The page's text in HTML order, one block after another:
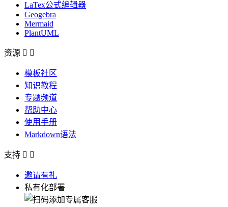
LaTex公式编辑器
Geogebra
Mermaid
PlantUML
资源  
模板社区
知识教程
专题频道
帮助中心
使用手册
Markdown语法
支持  
邀请有礼
私有化部署